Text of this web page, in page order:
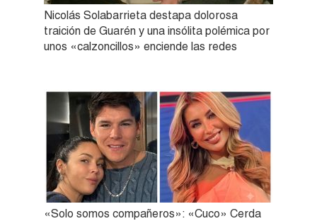
Nicolás Solabarrieta destapa dolorosa
traición de Guarén y una insólita polémica por
unos «calzoncillos» enciende las redes
«Solo somos compañeros»: «Cuco» Cerda